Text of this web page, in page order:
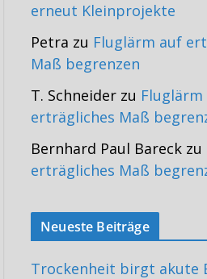
erneut Kleinprojekte
Petra zu Fluglärm auf
Maß begrenzen
T. Schneider zu
erträgliches Maß
Bernhard Paul Bareck zu
erträgliches Maß
Neueste Beiträge
Trockenheit birgt akute